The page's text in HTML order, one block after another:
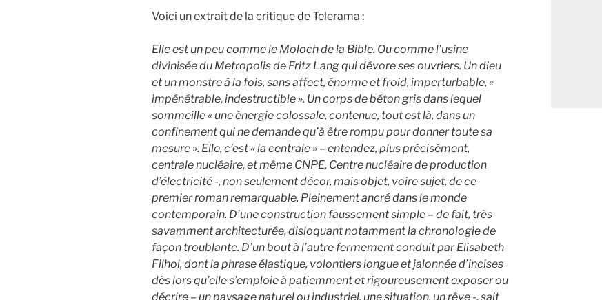
Voici un extrait de la critique de Telerama :
Elle est un peu comme le Moloch de la Bible. Ou comme l’usine
divinisée du Metropolis de Fritz Lang qui dévore ses ouvriers. Un dieu
et un monstre à la fois, sans affect, énorme et froid, imperturbable, «
impénétrable, indestructible ». Un corps de béton gris dans lequel
sommeille« une énergie colossale, contenue, tout est là, dans un
confinement qui ne demande qu’à être rompu pour donner toute sa
mesure ». Elle, c’est « la centrale » – entendez, plus précisément,
centrale nucléaire, et même CNPE, Centre nucléaire de production
d’électricité -, non seulement décor, mais objet, voire sujet, de ce
premier roman remarquable. Pleinement ancré dans le monde
contemporain. D’une construction faussement simple – de fait, très
savamment architecturée, disloquant notamment la chronologie de
façon troublante. D’un bout à l’autre fermement conduit par Elisabeth
Filhol, dont la phrase élastique, volontiers longue et jalonnée d’incises
dès lors qu’elle s’emploie à patiemment et rigoureusement exposer ou
décrire – un paysage naturel ou industriel, une situation, un rêve -, sait